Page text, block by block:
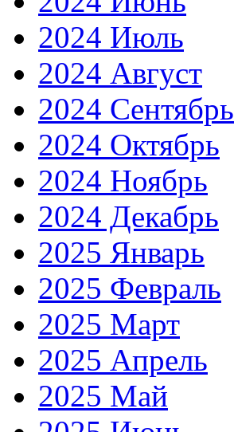
2024 Июль
2024 Август
2024 Сентябрь
2024 Октябрь
2024 Ноябрь
2024 Декабрь
2025 Январь
2025 Февраль
2025 Март
2025 Апрель
2025 Май